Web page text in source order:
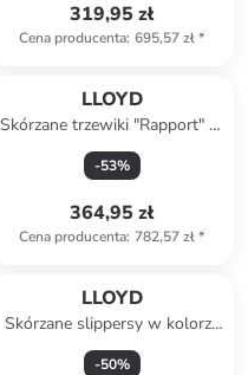
319,95 zł
Cena producenta: 695,57 zł*
LLOYD
Skórzane trzewiki "Rapport" w
kolorze jasnobrązowym
-53%
364,95 zł
Cena producenta: 782,57 zł*
LLOYD
Skórzane slippersy w kolorze
czerwonym
-50%